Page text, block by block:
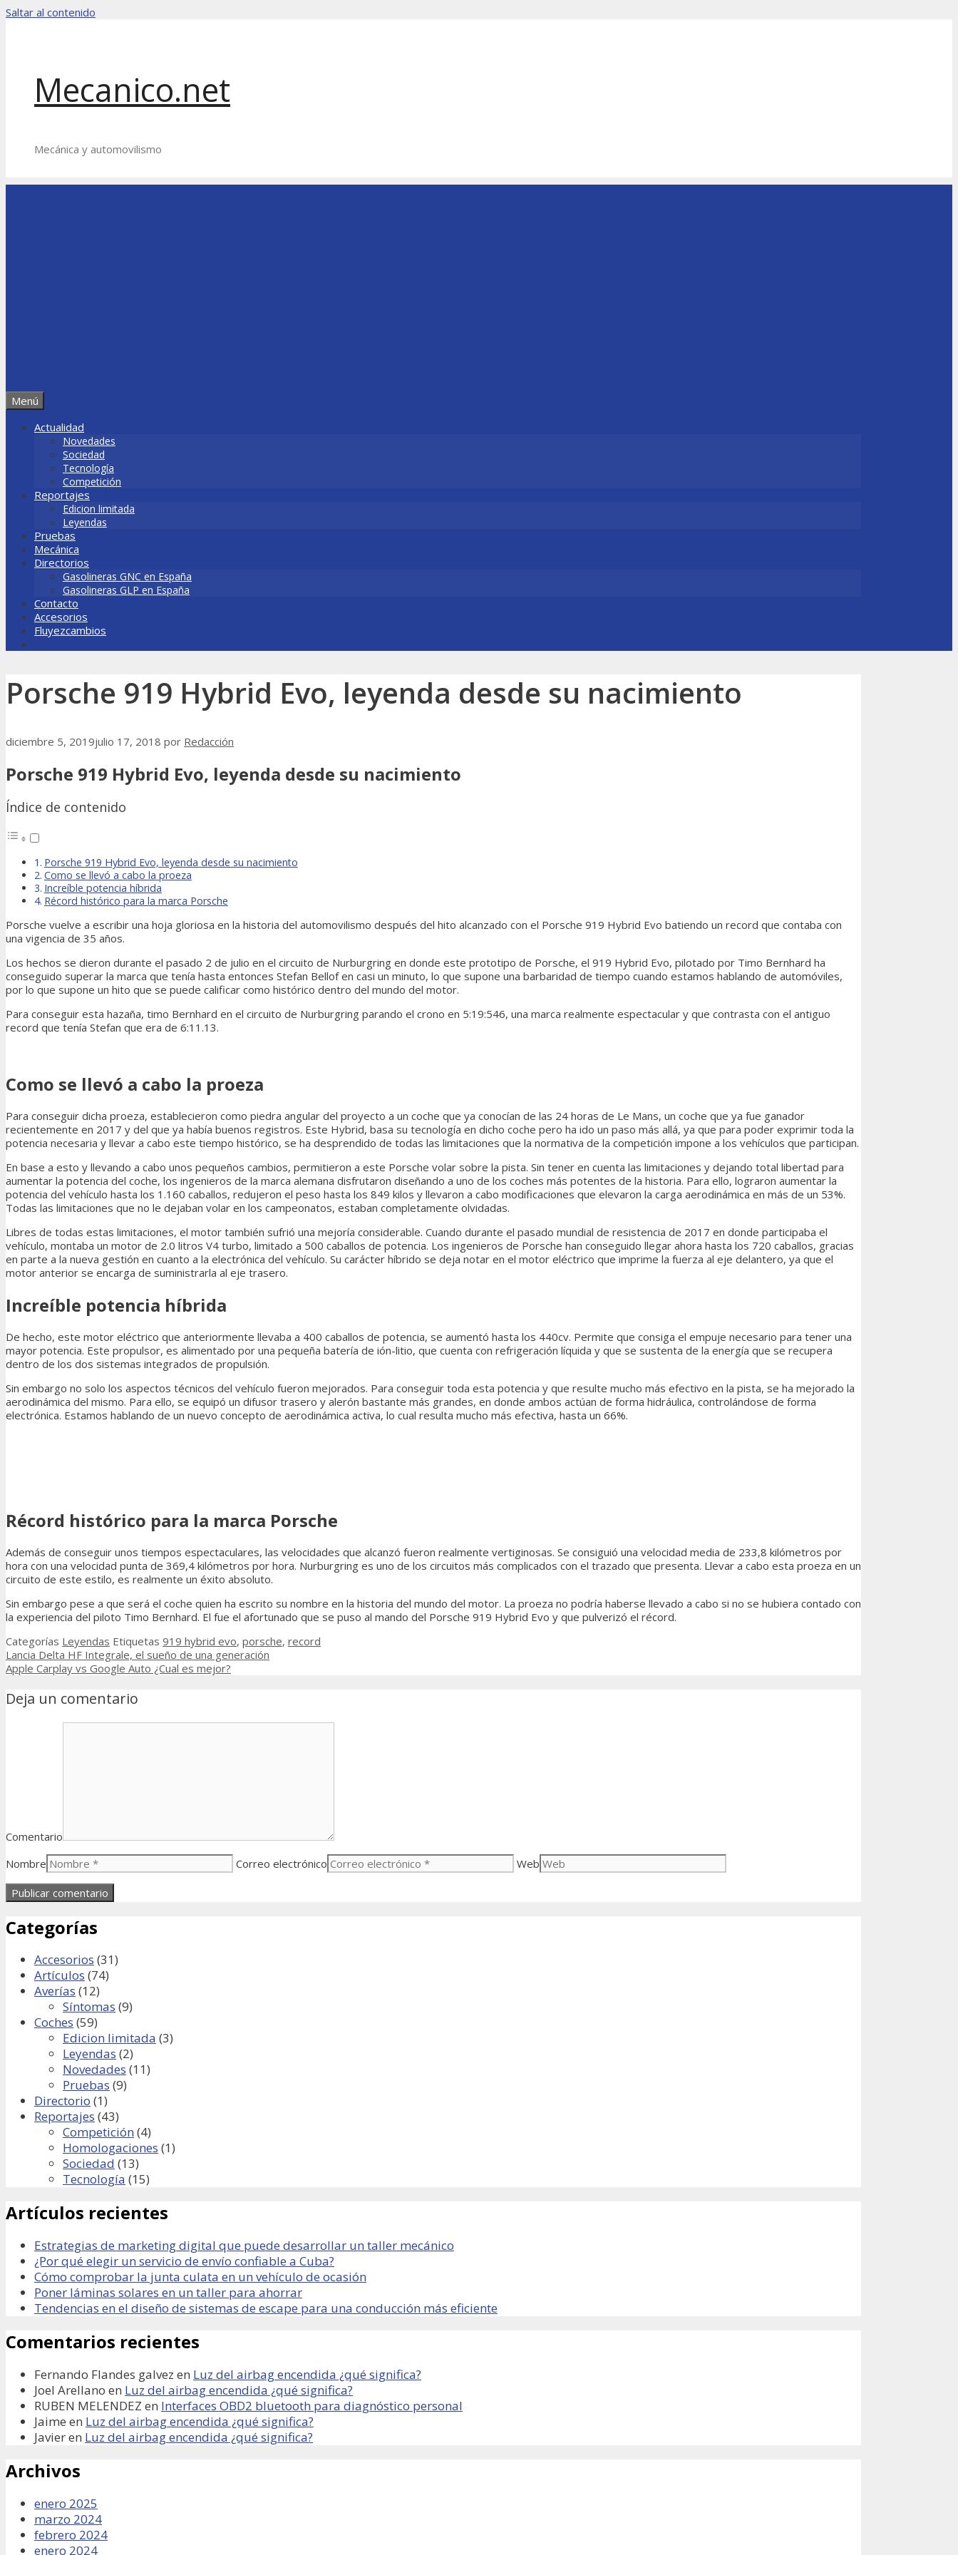
Saltar al contenido
Mecanico.net
Mecánica y automovilismo
Menú
Actualidad
Novedades
Sociedad
Tecnología
Competición
Reportajes
Edicion limitada
Leyendas
Pruebas
Mecánica
Directorios
Gasolineras GNC en España
Gasolineras GLP en España
Contacto
Accesorios
Fluyezcambios
Porsche 919 Hybrid Evo, leyenda desde su nacimiento
diciembre 5, 2019julio 17, 2018 por Redacción
Porsche 919 Hybrid Evo, leyenda desde su nacimiento
Índice de contenido
Porsche 919 Hybrid Evo, leyenda desde su nacimiento
Como se llevó a cabo la proeza
Increíble potencia híbrida
Récord histórico para la marca Porsche
Porsche vuelve a escribir una hoja gloriosa en la historia del automovilismo después del hito alcanzado con el Porsche 919 Hybrid Evo batiendo un record que contaba con
una vigencia de 35 años.
Los hechos se dieron durante el pasado 2 de julio en el circuito de Nurburgring en donde este prototipo de Porsche, el 919 Hybrid Evo, pilotado por Timo Bernhard ha
conseguido superar la marca que tenía hasta entonces Stefan Bellof en casi un minuto, lo que supone una barbaridad de tiempo cuando estamos hablando de automóviles,
por lo que supone un hito que se puede calificar como histórico dentro del mundo del motor.
Para conseguir esta hazaña, timo Bernhard en el circuito de Nurburgring parando el crono en 5:19:546, una marca realmente espectacular y que contrasta con el antiguo
record que tenía Stefan que era de 6:11.13.
Como se llevó a cabo la proeza
Para conseguir dicha proeza, establecieron como piedra angular del proyecto a un coche que ya conocían de las 24 horas de Le Mans, un coche que ya fue ganador
recientemente en 2017 y del que ya había buenos registros. Este Hybrid, basa su tecnología en dicho coche pero ha ido un paso más allá, ya que para poder exprimir toda la
potencia necesaria y llevar a cabo este tiempo histórico, se ha desprendido de todas las limitaciones que la normativa de la competición impone a los vehículos que participan.
En base a esto y llevando a cabo unos pequeños cambios, permitieron a este Porsche volar sobre la pista. Sin tener en cuenta las limitaciones y dejando total libertad para
aumentar la potencia del coche, los ingenieros de la marca alemana disfrutaron diseñando a uno de los coches más potentes de la historia. Para ello, lograron aumentar la
potencia del vehículo hasta los 1.160 caballos, redujeron el peso hasta los 849 kilos y llevaron a cabo modificaciones que elevaron la carga aerodinámica en más de un 53%.
Todas las limitaciones que no le dejaban volar en los campeonatos, estaban completamente olvidadas.
Libres de todas estas limitaciones, el motor también sufrió una mejoría considerable. Cuando durante el pasado mundial de resistencia de 2017 en donde participaba el
vehículo, montaba un motor de 2.0 litros V4 turbo, limitado a 500 caballos de potencia. Los ingenieros de Porsche han conseguido llegar ahora hasta los 720 caballos, gracias
en parte a la nueva gestión en cuanto a la electrónica del vehículo. Su carácter híbrido se deja notar en el motor eléctrico que imprime la fuerza al eje delantero, ya que el
motor anterior se encarga de suministrarla al eje trasero.
Increíble potencia híbrida
De hecho, este motor eléctrico que anteriormente llevaba a 400 caballos de potencia, se aumentó hasta los 440cv. Permite que consiga el empuje necesario para tener una
mayor potencia. Este propulsor, es alimentado por una pequeña batería de ión-litio, que cuenta con refrigeración líquida y que se sustenta de la energía que se recupera
dentro de los dos sistemas integrados de propulsión.
Sin embargo no solo los aspectos técnicos del vehículo fueron mejorados. Para conseguir toda esta potencia y que resulte mucho más efectivo en la pista, se ha mejorado la
aerodinámica del mismo. Para ello, se equipó un difusor trasero y alerón bastante más grandes, en donde ambos actúan de forma hidráulica, controlándose de forma
electrónica. Estamos hablando de un nuevo concepto de aerodinámica activa, lo cual resulta mucho más efectiva, hasta un 66%.
Récord histórico para la marca Porsche
Además de conseguir unos tiempos espectaculares, las velocidades que alcanzó fueron realmente vertiginosas. Se consiguió una velocidad media de 233,8 kilómetros por
hora con una velocidad punta de 369,4 kilómetros por hora. Nurburgring es uno de los circuitos más complicados con el trazado que presenta. Llevar a cabo esta proeza en un
circuito de este estilo, es realmente un éxito absoluto.
Sin embargo pese a que será el coche quien ha escrito su nombre en la historia del mundo del motor. La proeza no podría haberse llevado a cabo si no se hubiera contado con
la experiencia del piloto Timo Bernhard. El fue el afortunado que se puso al mando del Porsche 919 Hybrid Evo y que pulverizó el récord.
Categorías Leyendas Etiquetas 919 hybrid evo, porsche, record
Lancia Delta HF Integrale, el sueño de una generación
Apple Carplay vs Google Auto ¿Cual es mejor?
Deja un comentario
Comentario
Nombre
Correo electrónico Web
Categorías
Accesorios (31)
Artículos (74)
Averías (12)
Síntomas (9)
Coches (59)
Edicion limitada (3)
Leyendas (2)
Novedades (11)
Pruebas (9)
Directorio (1)
Reportajes (43)
Competición (4)
Homologaciones (1)
Sociedad (13)
Tecnología (15)
Artículos recientes
Estrategias de marketing digital que puede desarrollar un taller mecánico
¿Por qué elegir un servicio de envío confiable a Cuba?
Cómo comprobar la junta culata en un vehículo de ocasión
Poner láminas solares en un taller para ahorrar
Tendencias en el diseño de sistemas de escape para una conducción más eficiente
Comentarios recientes
Fernando Flandes galvez en Luz del airbag encendida ¿qué significa?
Joel Arellano en Luz del airbag encendida ¿qué significa?
RUBEN MELENDEZ en Interfaces OBD2 bluetooth para diagnóstico personal
Jaime en Luz del airbag encendida ¿qué significa?
Javieren Luz del airbag encendida ¿qué significa?
Archivos
enero 2025
marzo 2024
febrero 2024
enero 2024